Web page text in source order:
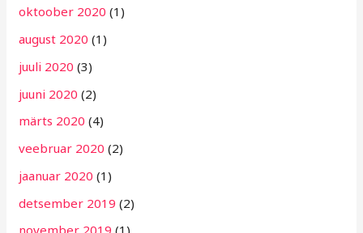
oktoober 2020 (1)
august 2020 (1)
juuli 2020 (3)
juuni 2020 (2)
märts 2020 (4)
veebruar 2020 (2)
jaanuar 2020 (1)
detsember 2019 (2)